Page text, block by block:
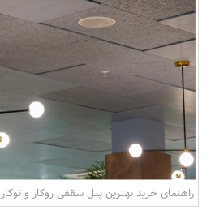
راهنمای خرید بهترین پنل سقفی روکار و توکار